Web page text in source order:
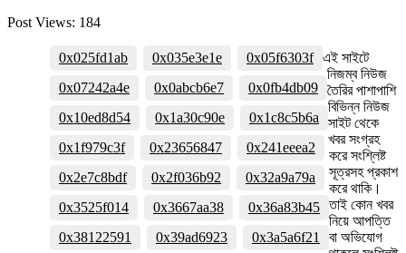
Post Views: 184
0x025fd1ab 0x035e3e1e
0x05f6303f
0x07242a4e
0x0abcb6e7
0x0fb4db09
0x10ed8d54
0x1a30c90e
0x1c8c5b6a
0x1f979c3f
0x23656847
0x241eeea2
0x2e7c8bdf
0x2f036b92
0x32a9a79a
0x3525f014
0x3667aa38
0x36a83b45
0x38122591
0x39ad6923 0x3a5a6f21
এই সাইটে
নিজম্ব নিউজ
তৈরির পাশাপাশি
বিভিন্ন নিউজ
সাইট থেকে
খবর সংগ্রহ
করে সংশ্লিষ্ট
সূত্রসহ প্রকাশ
করে থাকি।
তাই কোন খবর
নিয়ে আপত্তি
বা অভিযোগ